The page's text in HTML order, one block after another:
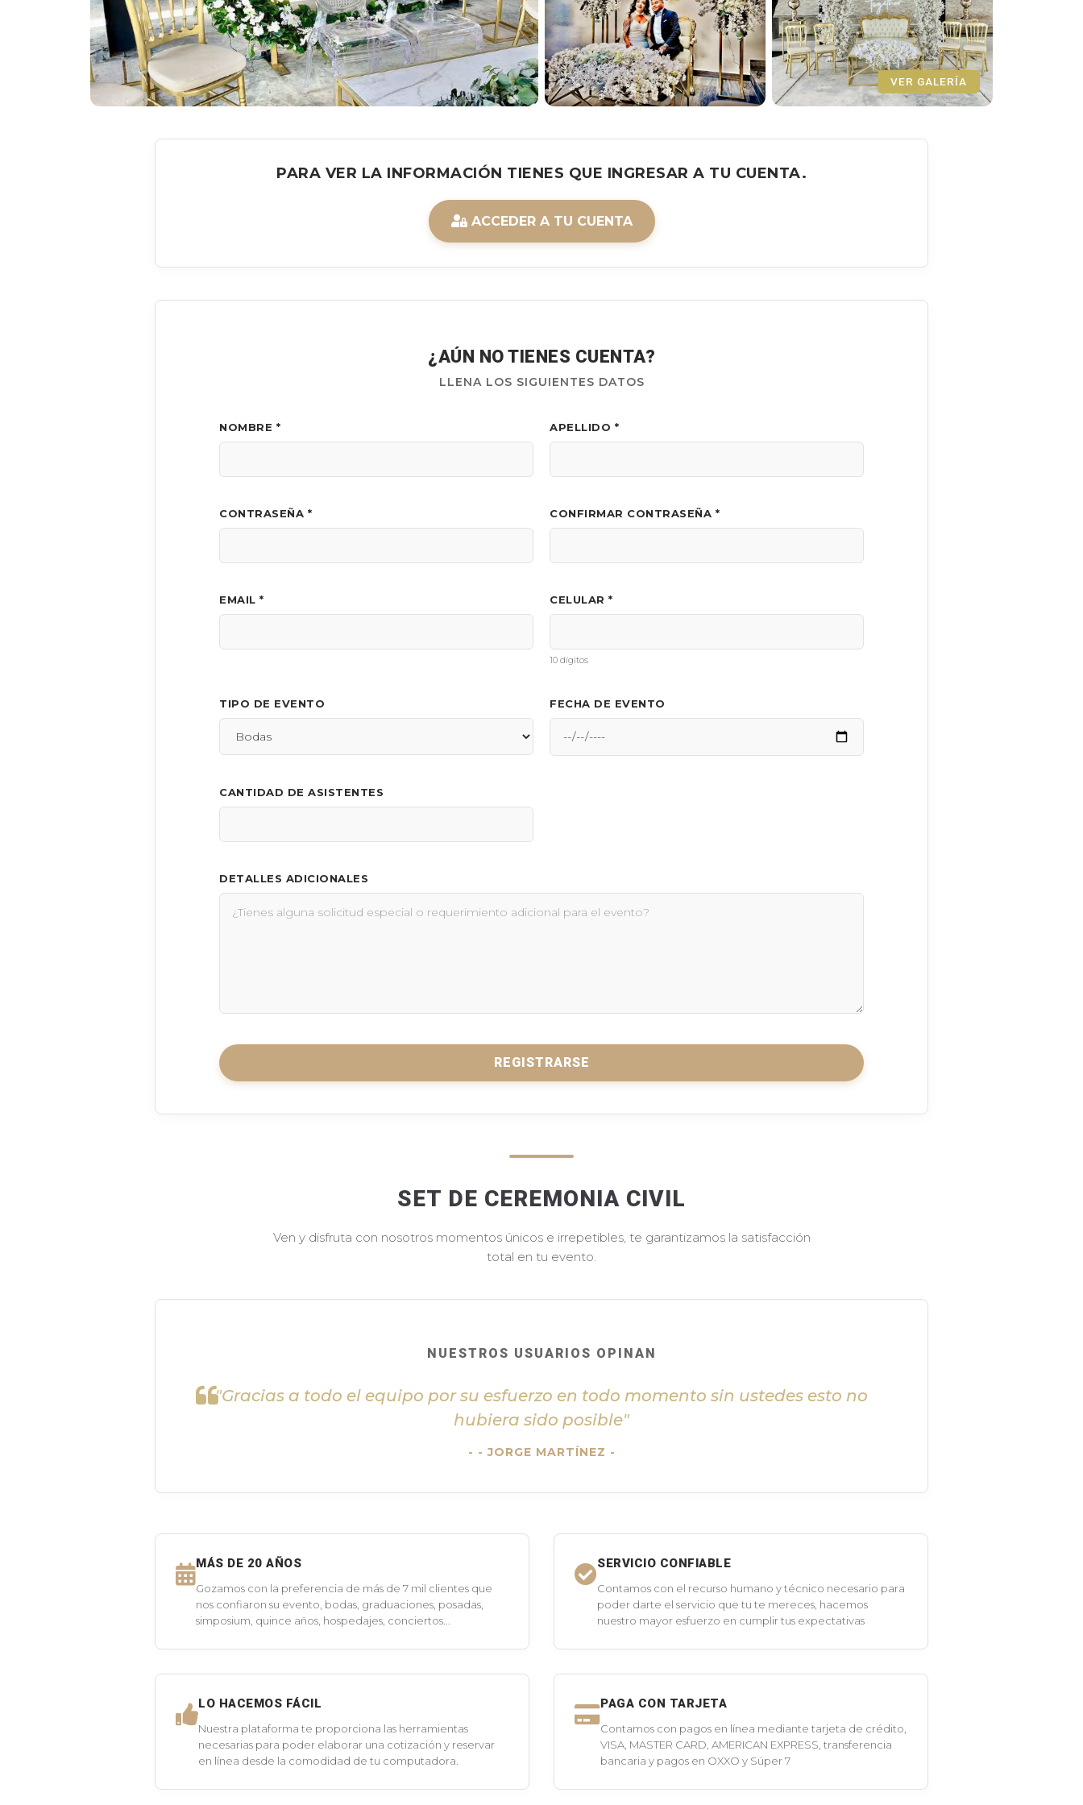
VER GALERÍA
PARA VER LA INFORMACIÓN TIENES QUE INGRESAR A TU CUENTA.
ACCEDER A TU CUENTA
¿AÚN NO TIENES CUENTA?
LLENA LOS SIGUIENTES DATOS
NOMBRE * APELLIDO *
CONTRASEÑA * CONFIRMAR CONTRASEÑA *
EMAIL * CELULAR *
10 dígitos
TIPO DE EVENTO FECHA DE EVENTO
CANTIDAD DE ASISTENTES
DETALLES ADICIONALES
REGISTRARSE
SET DE CEREMONIA CIVIL
Ven y disfruta con nosotros momentos únicos e irrepetibles, te garantizamos la satisfacción
total en tu evento.
NUESTROS USUARIOS OPINAN
"Gracias a todo el equipo por su esfuerzo en todo momento sin ustedes esto no
hubiera sido posible"
- JORGE MARTÍNEZ -
MÁS DE 20 AÑOS
Gozamos con la preferencia de más de 7 mil clientes que
nos confiaron su evento, bodas, graduaciones, posadas,
simposium, quince años, hospedajes, conciertos...
SERVICIO CONFIABLE
Contamos con el recurso humano y técnico necesario para
poder darte el servicio que tu te mereces, hacemos
nuestro mayor esfuerzo en cumplir tus expectativas
LO HACEMOS FÁCIL
Nuestra plataforma te proporciona las herramientas
necesarias para poder elaborar una cotización y reservar
en línea desde la comodidad de tu computadora.
PAGA CON TARJETA
Contamos con pagos en línea mediante tarjeta de crédito,
VISA, MASTER CARD, AMERICAN EXPRESS, transferencia
bancaria y pagos en OXXO y Súper 7